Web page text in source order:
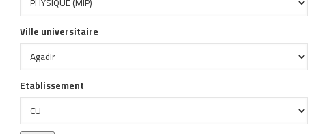
Ville universitaire
Etablissement